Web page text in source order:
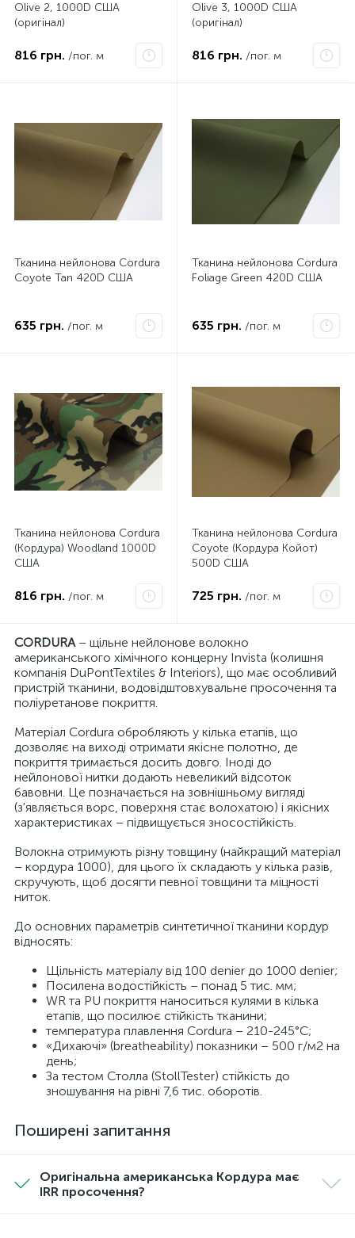
Olive 2, 1000D США
(оригінал)
816 грн. /пог. м
Olive 3, 1000D США
(оригінал)
816 грн. /пог. м
Тканина нейлонова Cordura
Coyote Tan 420D США
635 грн. /пог. м
Тканина нейлонова Cordura
Foliage Green 420D США
635 грн. /пог. м
Тканина нейлонова Cordura
(Кордура) Woodland 1000D
США
816 грн. /пог. м
Тканина нейлонова Cordura
Coyote (Кордура Койот)
500D США
725 грн. /пог. м
CORDURA– щільне нейлонове волокно
американського хімічного концерну Invista (колишня
компанія DuPontTextiles & Interiors), що має особливий
пристрій тканини, водовідштовхувальне просочення та
поліуретанове покриття.
Матеріал Cordura обробляють у кілька етапів, що
дозволяє на виході отримати якісне полотно, де
покриття тримається досить довго. Іноді до
нейлонової нитки додають невеликий відсоток
бавовни. Це позначається на зовнішньому вигляді
(з'являється ворс, поверхня стає волохатою) і якісних
характеристиках – підвищується зносостійкість.
Волокна отримують різну товщину (найкращий матеріал
– кордура 1000), для цього їх складають у кілька разів,
скручують, щоб досягти певної товщини та міцності
ниток.
До основних параметрів синтетичної тканини кордур
відносять:
Щільність матеріалу від 100 denier до 1000 denier;
Посилена водостійкість – понад 5 тис. мм;
WR та PU покриття наноситься кулями в кілька
етапів, що посилює стійкість тканини;
температура плавлення Cordura – 210-245°C;
«Дихаючі» (breatheability) показники – 500 г/м2 на
день;
За тестом Столла (StollTester) стійкість до
зношування на рівні 7,6 тис. оборотів.
Поширені запитання
Оригінальна американська Кордура має
IRR просочення?